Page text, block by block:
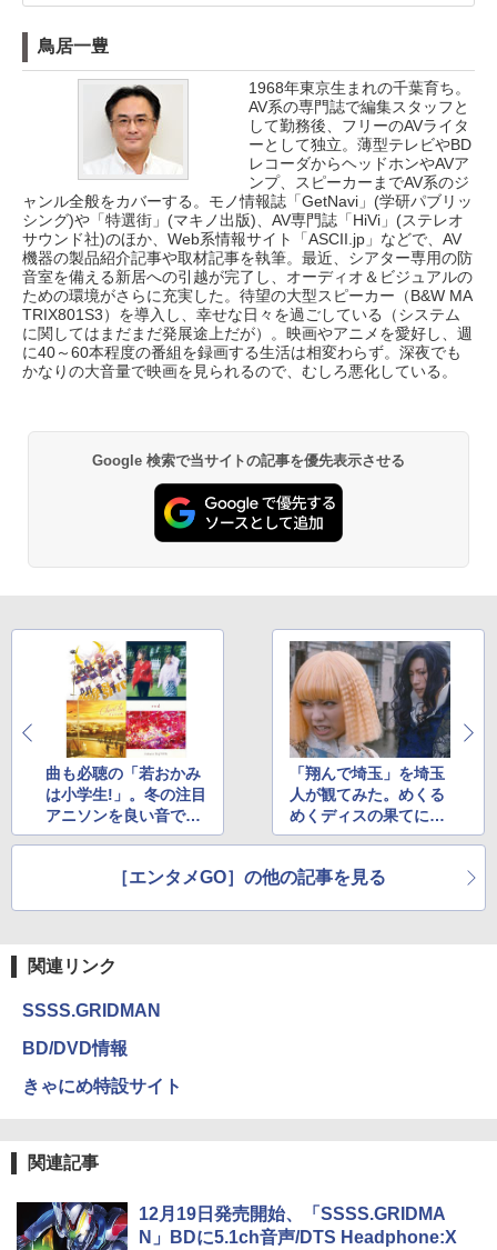
鳥居一豊
1968年東京生まれの千葉育ち。
AV系の専門誌で編集スタッフと
して勤務後、フリーのAVライタ
ーとして独立。薄型テレビやBD
レコーダからヘッドホンやAVア
ンプ、スピーカーまでAV系のジ
ャンル全般をカバーする。モノ情報誌「GetNavi」(学研パブリッ
シング)や「特選街」(マキノ出版)、AV専門誌「HiVi」(ステレオ
サウンド社)のほか、Web系情報サイト「ASCII.jp」などで、AV
機器の製品紹介記事や取材記事を執筆。最近、シアター専用の防
音室を備える新居への引越が完了し、オーディオ＆ビジュアルの
ための環境がさらに充実した。待望の大型スピーカー（B&W MA
TRIX801S3）を導入し、幸せな日々を過ごしている（システム
に関してはまだまだ発展途上だが）。映画やアニメを愛好し、週
に40～60本程度の番組を録画する生活は相変わらず。深夜でも
かなりの大音量で映画を見られるので、むしろ悪化している。
Google 検索で当サイトの記事を優先表示させる
曲も必聴の「若おかみ
は小学生!」。冬の注目
アニソンを良い音で聴
く
「翔んで埼玉」を埼玉
人が観てみた。めくる
めくディスの果てにあ
ったもの
［エンタメGO］の他の記事を見る
関連リンク
SSSS.GRIDMAN
BD/DVD情報
きゃにめ特設サイト
関連記事
12月19日発売開始、「SSSS.GRIDMA
N」BDに5.1ch音声/DTS Headphone:X